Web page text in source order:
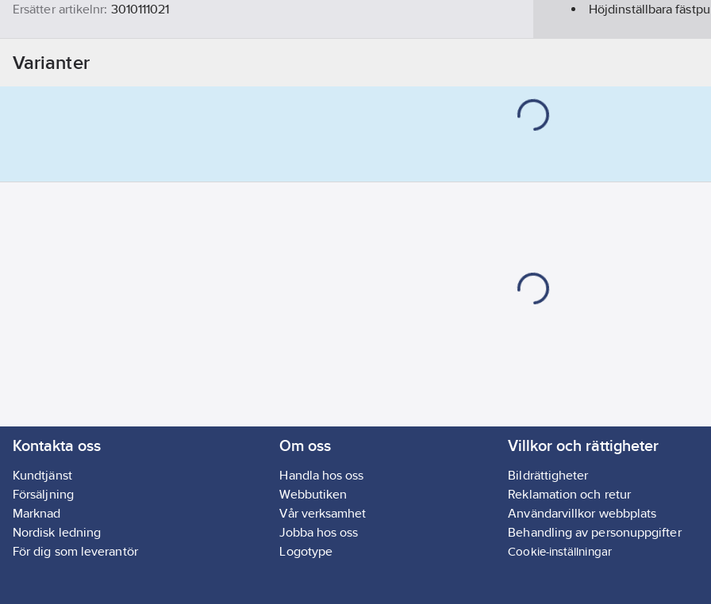
Ersätter artikelnr: 3010111021
Höjdinställbara
Varianter
Kontakta oss
Kundtjänst
Försäljning
Marknad
Nordisk ledning
För dig som leverantör
Om oss
Handla hos oss
Webbutiken
Vår verksamhet
Jobba hos oss
Logotype
Villkor och rättigheter
Bildrättigheter
Reklamation och retur
Användarvillkor webbplats
Behandling av personuppgifter
Cookie-inställningar